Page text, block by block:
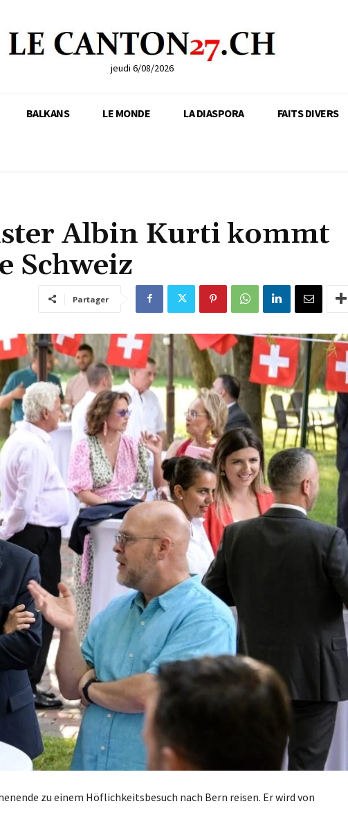
jeudi 6/08/2026
BALKANS LE MONDE LA DIASPORA FAITS DIVERS
Albin Kurti kommt
Schweiz
Partager
zu einem Höflichkeitsbesuch nach Bern reisen. Er wird von